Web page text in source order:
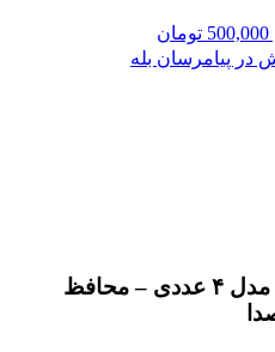
در پیامرسان بله
ضربه‌گیر ژله‌ای درب خودرو مدل ۴ عددی – محافظ